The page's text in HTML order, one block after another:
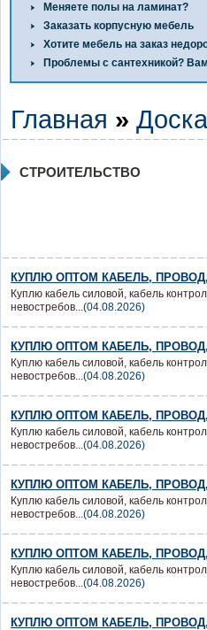
Меняете полы на ламинат?
Заказать корпусную мебель
Хотите мебель на заказ
Проблемы с сантехникой?
Главная »
СТРОИТЕЛЬСТВО
КУПЛЮ ОПТОМ КАБЕЛЬ,
Куплю кабель силовой, кабель
невостребов...(04.08.2026)
КУПЛЮ ОПТОМ КАБЕЛЬ,
Куплю кабель силовой, кабель
невостребов...(04.08.2026)
КУПЛЮ ОПТОМ КАБЕЛЬ,
Куплю кабель силовой, кабель
невостребов...(04.08.2026)
КУПЛЮ ОПТОМ КАБЕЛЬ,
Куплю кабель силовой, кабель
невостребов...(04.08.2026)
КУПЛЮ ОПТОМ КАБЕЛЬ,
Куплю кабель силовой, кабель
невостребов...(04.08.2026)
КУПЛЮ ОПТОМ КАБЕЛЬ,